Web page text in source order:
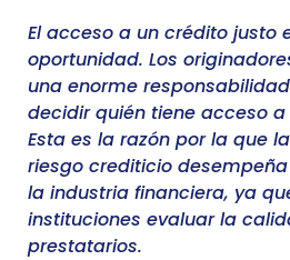
El acceso a un crédito justo
oportunidad. Los
una enorme
decidir quién tiene acceso
Esta es la razón por la que
riesgo crediticio
la industria financiera, ya
instituciones evaluar la
prestatarios.